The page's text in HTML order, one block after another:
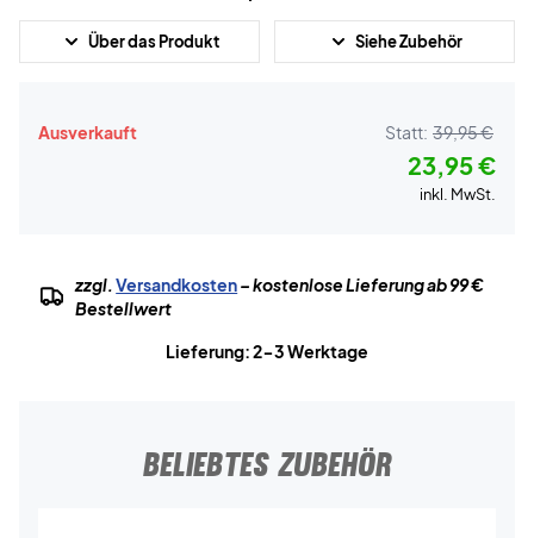
Über das Produkt Siehe Zubehör
Ausverkauft Statt: 39,95 €
23,95 €
inkl. MwSt.
zzgl.Versandkosten– kostenlose Lieferung ab 99 €
Bestellwert
Lieferung: 2-3 Werktage
BELIEBTES ZUBEHÖR